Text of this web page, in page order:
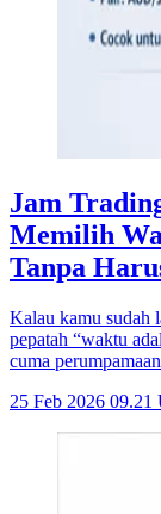
Jam
Memilih
Tanpa
Kalau kamu sudah
pepatah “waktu
cuma
25 Feb 2026 09.21